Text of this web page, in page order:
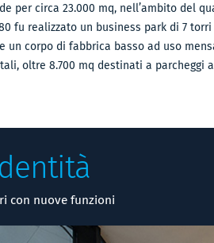
per circa 23.000 mq, nell’ambito del
fu realizzato un business park di 7
un corpo di fabbrica basso ad uso
oltre 8.700 mq destinati a parcheggi
con nuove funzioni